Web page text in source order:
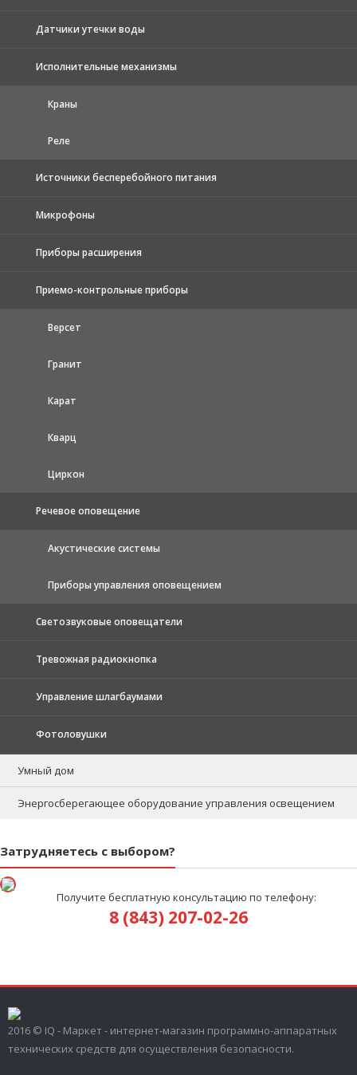
Датчики утечки воды
Исполнительные механизмы
Краны
Реле
Источники бесперебойного питания
Микрофоны
Приборы расширения
Приемо-контрольные приборы
Версет
Гранит
Карат
Кварц
Циркон
Речевое оповещение
Акустические системы
Приборы управления оповещением
Светозвуковые оповещатели
Тревожная радиокнопка
Управление шлагбаумами
Фотоловушки
Умный дом
Энергосберегающее оборудование управления освещением
Затрудняетесь с выбором?
Получите бесплатную консультацию по телефону:
8 (843) 207-02-26
2016 © IQ - Маркет - интернет-магазин программно-аппаратных
технических средств для осуществления безопасности.